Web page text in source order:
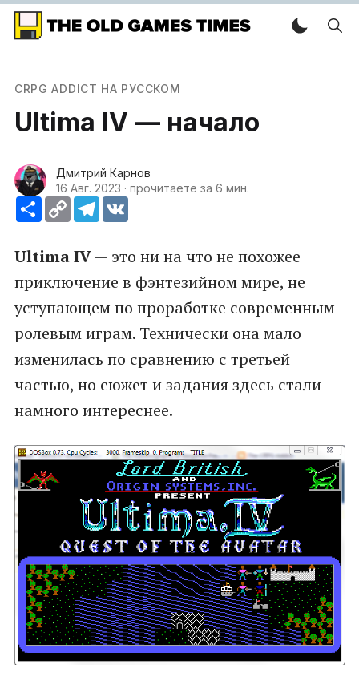
CRPG ADDICT НА РУССКОМ
Ultima IV — начало
Дмитрий Карнов
16 Авг. 2023 · прочитаете за 6 мин.
Ресурс
Copy
Link
Telegram
VK
Ultima IV— это ни на что не похожее
приключение в фэнтезийном мире, не
уступающем по проработке современным
ролевым играм. Технически она мало
изменилась по сравнению с третьей
частью, но сюжет и задания здесь стали
намного интереснее.